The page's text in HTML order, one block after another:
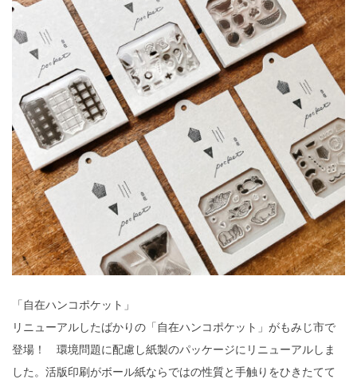
「自在ハンコポケット」
リニューアルしたばかりの「自在ハンコポケット」がもみじ市で
登場！ 環境問題に配慮し紙製のパッケージにリニューアルしま
した。活版印刷がボール紙ならではの性質と手触りをひきたてて